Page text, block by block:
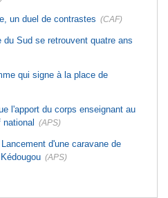
un duel de contrastes (CAF)
du Sud se retrouvent quatre ans
qui signe à la place de
l'apport du corps enseignant au
(APS)
d'une caravane de
(APS)